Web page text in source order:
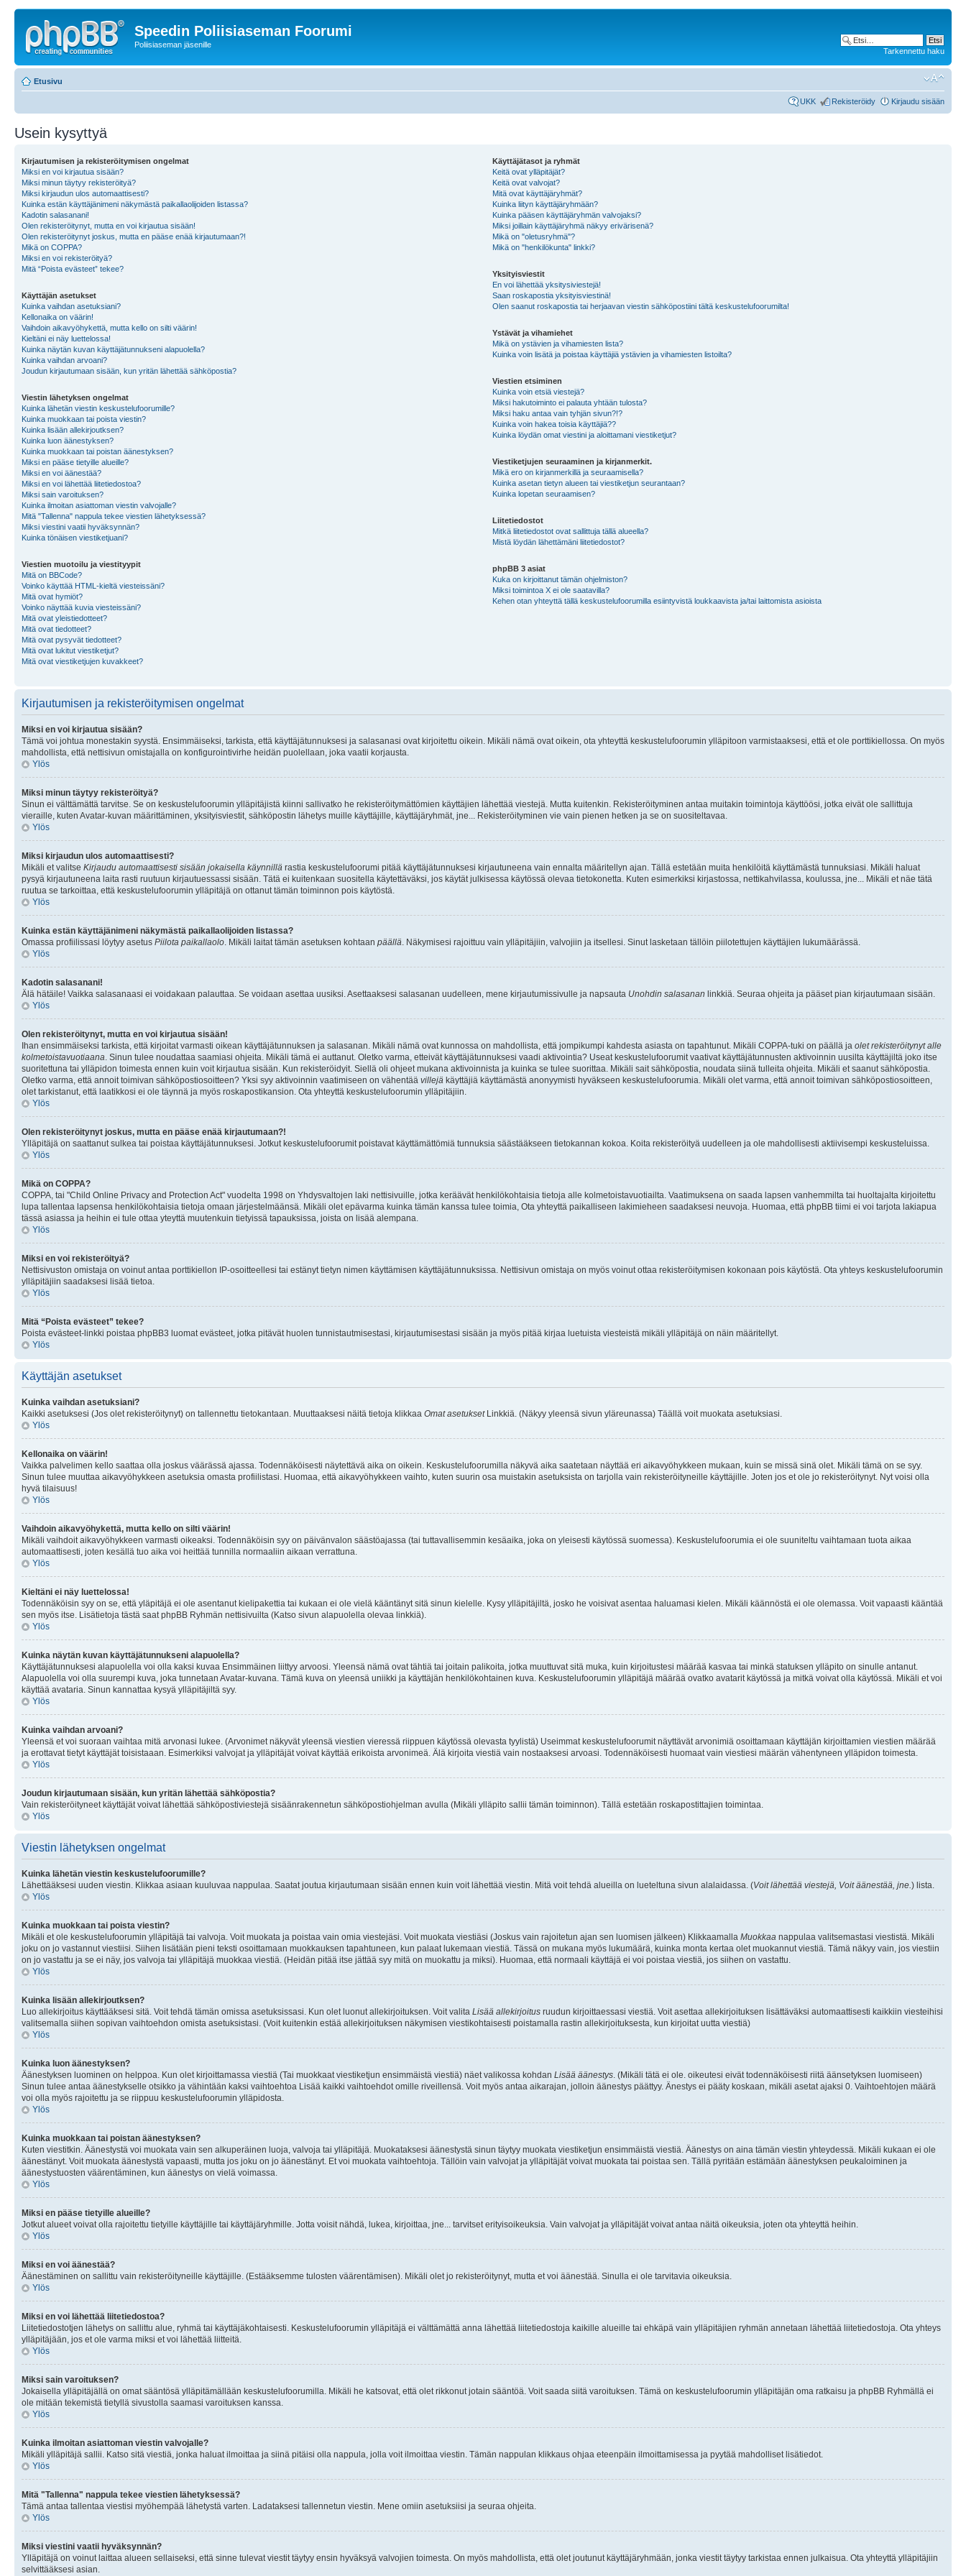
Speedin Poliisiaseman Foorumi
Poliisiaseman jäsenille
Tarkennettu haku
Etusivu
UKK Rekisteröidy Kirjaudu sisään
Usein kysyttyä
Kirjautumisen ja rekisteröitymisen ongelmat
Miksi en voi kirjautua sisään?
Miksi minun täytyy rekisteröityä?
Miksi kirjaudun ulos automaattisesti?
Kuinka estän käyttäjänimeni näkymästä paikallaolijoiden listassa?
Kadotin salasanani!
Olen rekisteröitynyt, mutta en voi kirjautua sisään!
Olen rekisteröitynyt joskus, mutta en pääse enää kirjautumaan?!
Mikä on COPPA?
Miksi en voi rekisteröityä?
Mitä “Poista evästeet” tekee?
Käyttäjän asetukset
Kuinka vaihdan asetuksiani?
Kellonaika on väärin!
Vaihdoin aikavyöhykettä, mutta kello on silti väärin!
Kieltäni ei näy luettelossa!
Kuinka näytän kuvan käyttäjätunnukseni alapuolella?
Kuinka vaihdan arvoani?
Joudun kirjautumaan sisään, kun yritän lähettää sähköpostia?
Viestin lähetyksen ongelmat
Kuinka lähetän viestin keskustelufoorumille?
Kuinka muokkaan tai poista viestin?
Kuinka lisään allekirjoutksen?
Kuinka luon äänestyksen?
Kuinka muokkaan tai poistan äänestyksen?
Miksi en pääse tietyille alueille?
Miksi en voi äänestää?
Miksi en voi lähettää liitetiedostoa?
Miksi sain varoituksen?
Kuinka ilmoitan asiattoman viestin valvojalle?
Mitä "Tallenna" nappula tekee viestien lähetyksessä?
Miksi viestini vaatii hyväksynnän?
Kuinka tönäisen viestiketjuani?
Viestien muotoilu ja viestityypit
Mitä on BBCode?
Voinko käyttää HTML-kieltä viesteissäni?
Mitä ovat hymiöt?
Voinko näyttää kuvia viesteissäni?
Mitä ovat yleistiedotteet?
Mitä ovat tiedotteet?
Mitä ovat pysyvät tiedotteet?
Mitä ovat lukitut viestiketjut?
Mitä ovat viestiketjujen kuvakkeet?
Käyttäjätasot ja ryhmät
Keitä ovat ylläpitäjät?
Keitä ovat valvojat?
Mitä ovat käyttäjäryhmät?
Kuinka liityn käyttäjäryhmään?
Kuinka pääsen käyttäjäryhmän valvojaksi?
Miksi joillain käyttäjäryhmä näkyy erivärisenä?
Mikä on "oletusryhmä"?
Mikä on "henkilökunta" linkki?
Yksityisviestit
En voi lähettää yksitysiviestejä!
Saan roskapostia yksityisviestinä!
Olen saanut roskapostia tai herjaavan viestin sähköpostiini tältä keskustelufoorumilta!
Ystävät ja vihamiehet
Mikä on ystävien ja vihamiesten lista?
Kuinka voin lisätä ja poistaa käyttäjiä ystävien ja vihamiesten listoilta?
Viestien etsiminen
Kuinka voin etsiä viestejä?
Miksi hakutoiminto ei palauta yhtään tulosta?
Miksi haku antaa vain tyhjän sivun?!?
Kuinka voin hakea toisia käyttäjiä??
Kuinka löydän omat viestini ja aloittamani viestiketjut?
Viestiketjujen seuraaminen ja kirjanmerkit.
Mikä ero on kirjanmerkillä ja seuraamisella?
Kuinka asetan tietyn alueen tai viestiketjun seurantaan?
Kuinka lopetan seuraamisen?
Liitetiedostot
Mitkä liitetiedostot ovat sallittuja tällä alueella?
Mistä löydän lähettämäni liitetiedostot?
phpBB 3 asiat
Kuka on kirjoittanut tämän ohjelmiston?
Miksi toimintoa X ei ole saatavilla?
Kehen otan yhteyttä tällä keskustelufoorumilla esiintyvistä loukkaavista ja/tai laittomista asioista
Kirjautumisen ja rekisteröitymisen ongelmat
Miksi en voi kirjautua sisään?
Tämä voi johtua monestakin syystä. Ensimmäiseksi, tarkista, että käyttäjätunnuksesi ja salasanasi ovat kirjoitettu oikein. Mikäli nämä ovat oikein, ota yhteyttä keskustelufoorumin ylläpitoon varmistaaksesi, että et ole porttikiellossa. On myös
mahdollista, että nettisivun omistajalla on konfigurointivirhe heidän puolellaan, joka vaatii korjausta.
Ylös
Miksi minun täytyy rekisteröityä?
Sinun ei välttämättä tarvitse. Se on keskustelufoorumin ylläpitäjistä kiinni sallivatko he rekisteröitymättömien käyttäjien lähettää viestejä. Mutta kuitenkin. Rekisteröityminen antaa muitakin toimintoja käyttöösi, jotka eivät ole sallittuja
vieraille, kuten Avatar-kuvan määrittäminen, yksityisviestit, sähköpostin lähetys muille käyttäjille, käyttäjäryhmät, jne... Rekisteröityminen vie vain pienen hetken ja se on suositeltavaa.
Ylös
Miksi kirjaudun ulos automaattisesti?
Mikäli et valitse Kirjaudu automaattisesti sisään jokaisella käynnillä rastia keskustelufoorumi pitää käyttäjätunnuksesi kirjautuneena vain ennalta määritellyn ajan. Tällä estetään muita henkilöitä käyttämästä tunnuksiasi. Mikäli haluat
pysyä kirjautuneena laita rasti ruutuun kirjautuessassi sisään. Tätä ei kuitenkaan suositella käytettäväksi, jos käytät julkisessa käytössä olevaa tietokonetta. Kuten esimerkiksi kirjastossa, nettikahvilassa, koulussa, jne... Mikäli et näe tätä
ruutua se tarkoittaa, että keskustelufoorumin ylläpitäjä on ottanut tämän toiminnon pois käytöstä.
Ylös
Kuinka estän käyttäjänimeni näkymästä paikallaolijoiden listassa?
Omassa profiilissasi löytyy asetus Piilota paikallaolo . Mikäli laitat tämän asetuksen kohtaan päällä . Näkymisesi rajoittuu vain ylläpitäjiin, valvojiin ja itsellesi. Sinut lasketaan tällöin piilotettujen käyttäjien lukumäärässä.
Ylös
Kadotin salasanani!
Älä hätäile! Vaikka salasanaasi ei voidakaan palauttaa. Se voidaan asettaa uusiksi. Asettaaksesi salasanan uudelleen, mene kirjautumissivulle ja napsauta Unohdin salasanan linkkiä. Seuraa ohjeita ja pääset pian kirjautumaan sisään.
Ylös
Olen rekisteröitynyt, mutta en voi kirjautua sisään!
Ihan ensimmäiseksi tarkista, että kirjoitat varmasti oikean käyttäjätunnuksen ja salasanan. Mikäli nämä ovat kunnossa on mahdollista, että jompikumpi kahdesta asiasta on tapahtunut. Mikäli COPPA-tuki on päällä ja olet rekisteröitynyt alle
kolmetoistavuotiaana . Sinun tulee noudattaa saamiasi ohjeita. Mikäli tämä ei auttanut. Oletko varma, etteivät käyttäjätunnuksesi vaadi aktivointia? Useat keskustelufoorumit vaativat käyttäjätunnusten aktivoinnin uusilta käyttäjiltä joko itse
suoritettuna tai ylläpidon toimesta ennen kuin voit kirjautua sisään. Kun rekisteröidyit. Siellä oli ohjeet mukana aktivoinnista ja kuinka se tulee suorittaa. Mikäli sait sähköpostia, noudata siinä tulleita ohjeita. Mikäli et saanut sähköpostia.
Oletko varma, että annoit toimivan sähköpostiosoitteen? Yksi syy aktivoinnin vaatimiseen on vähentää villejä käyttäjiä käyttämästä anonyymisti hyväkseen keskustelufoorumia. Mikäli olet varma, että annoit toimivan sähköpostiosoitteen,
olet tarkistanut, että laatikkosi ei ole täynnä ja myös roskapostikansion. Ota yhteyttä keskustelufoorumin ylläpitäjiin.
Ylös
Olen rekisteröitynyt joskus, mutta en pääse enää kirjautumaan?!
Ylläpitäjä on saattanut sulkea tai poistaa käyttäjätunnuksesi. Jotkut keskustelufoorumit poistavat käyttämättömiä tunnuksia säästääkseen tietokannan kokoa. Koita rekisteröityä uudelleen ja ole mahdollisesti aktiivisempi keskusteluissa.
Ylös
Mikä on COPPA?
COPPA, tai "Child Online Privacy and Protection Act" vuodelta 1998 on Yhdysvaltojen laki nettisivuille, jotka keräävät henkilökohtaisia tietoja alle kolmetoistavuotiailta. Vaatimuksena on saada lapsen vanhemmilta tai huoltajalta kirjoitettu
lupa tallentaa lapsensa henkilökohtaisia tietoja omaan järjestelmäänsä. Mikäli olet epävarma kuinka tämän kanssa tulee toimia, Ota yhteyttä paikalliseen lakimieheen saadaksesi neuvoja. Huomaa, että phpBB tiimi ei voi tarjota lakiapua
tässä asiassa ja heihin ei tule ottaa yteyttä muutenkuin tietyissä tapauksissa, joista on lisää alempana.
Ylös
Miksi en voi rekisteröityä?
Nettisivuston omistaja on voinut antaa porttikiellon IP-osoitteellesi tai estänyt tietyn nimen käyttämisen käyttäjätunnuksissa. Nettisivun omistaja on myös voinut ottaa rekisteröitymisen kokonaan pois käytöstä. Ota yhteys keskustelufoorumin
ylläpitäjiin saadaksesi lisää tietoa.
Ylös
Mitä “Poista evästeet” tekee?
Poista evästeet-linkki poistaa phpBB3 luomat evästeet, jotka pitävät huolen tunnistautmisestasi, kirjautumisestasi sisään ja myös pitää kirjaa luetuista viesteistä mikäli ylläpitäjä on näin määritellyt.
Ylös
Käyttäjän asetukset
Kuinka vaihdan asetuksiani?
Kaikki asetuksesi (Jos olet rekisteröitynyt) on tallennettu tietokantaan. Muuttaaksesi näitä tietoja klikkaa Omat asetuksetLinkkiä. (Näkyy yleensä sivun yläreunassa) Täällä voit muokata asetuksiasi.
Ylös
Kellonaika on väärin!
Vaikka palvelimen kello saattaa olla joskus väärässä ajassa. Todennäköisesti näytettävä aika on oikein. Keskustelufoorumilla näkyvä aika saatetaan näyttää eri aikavyöhykkeen mukaan, kuin se missä sinä olet. Mikäli tämä on se syy.
Sinun tulee muuttaa aikavyöhykkeen asetuksia omasta profiilistasi. Huomaa, että aikavyöhykkeen vaihto, kuten suurin osa muistakin asetuksista on tarjolla vain rekisteröityneille käyttäjille. Joten jos et ole jo rekisteröitynyt. Nyt voisi olla
hyvä tilaisuus!
Ylös
Vaihdoin aikavyöhykettä, mutta kello on silti väärin!
Mikäli vaihdoit aikavyöhykkeen varmasti oikeaksi. Todennäköisin syy on päivänvalon säästöajassa (tai tuttavallisemmin kesäaika, joka on yleisesti käytössä suomessa). Keskustelufoorumia ei ole suuniteltu vaihtamaan tuota aikaa
automaattisesti, joten kesällä tuo aika voi heittää tunnilla normaaliin aikaan verrattuna.
Ylös
Kieltäni ei näy luettelossa!
Todennäköisin syy on se, että yläpitäjä ei ole asentanut kielipakettia tai kukaan ei ole vielä kääntänyt sitä sinun kielelle. Kysy ylläpitäjiltä, josko he voisivat asentaa haluamasi kielen. Mikäli käännöstä ei ole olemassa. Voit vapaasti kääntää
sen myös itse. Lisätietoja tästä saat phpBB Ryhmän nettisivuilta (Katso sivun alapuolella olevaa linkkiä).
Ylös
Kuinka näytän kuvan käyttäjätunnukseni alapuolella?
Käyttäjätunnuksesi alapuolella voi olla kaksi kuvaa Ensimmäinen liittyy arvoosi. Yleensä nämä ovat tähtiä tai joitain palikoita, jotka muuttuvat sitä muka, kuin kirjoitustesi määrää kasvaa tai minkä statuksen ylläpito on sinulle antanut.
Alapuolella voi olla suurempi kuva, joka tunnetaan Avatar-kuvana. Tämä kuva on yleensä uniikki ja käyttäjän henkilökohtainen kuva. Keskustelufoorumin ylläpitäjä määrää ovatko avatarit käytössä ja mitkä voivat olla käytössä. Mikäli et voi
käyttää avataria. Sinun kannattaa kysyä ylläpitäjiltä syy.
Ylös
Kuinka vaihdan arvoani?
Yleensä et voi suoraan vaihtaa mitä arvonasi lukee. (Arvonimet näkyvät yleensä viestien vieressä riippuen käytössä olevasta tyylistä) Useimmat keskustelufoorumit näyttävät arvonimiä osoittamaan käyttäjän kirjoittamien viestien määrää
ja erottavat tietyt käyttäjät toisistaaan. Esimerkiksi valvojat ja ylläpitäjät voivat käyttää erikoista arvonimeä. Älä kirjoita viestiä vain nostaaksesi arvoasi. Todennäköisesti huomaat vain viestiesi määrän vähentyneen ylläpidon toimesta.
Ylös
Joudun kirjautumaan sisään, kun yritän lähettää sähköpostia?
Vain rekisteröityneet käyttäjät voivat lähettää sähköpostiviestejä sisäänrakennetun sähköpostiohjelman avulla (Mikäli ylläpito sallii tämän toiminnon). Tällä estetään roskapostittajien toimintaa.
Ylös
Viestin lähetyksen ongelmat
Kuinka lähetän viestin keskustelufoorumille?
Lähettääksesi uuden viestin. Klikkaa asiaan kuuluvaa nappulaa. Saatat joutua kirjautumaan sisään ennen kuin voit lähettää viestin. Mitä voit tehdä alueilla on lueteltuna sivun alalaidassa. (Voit lähettää viestejä, Voit äänestää, jne. ) lista.
Ylös
Kuinka muokkaan tai poista viestin?
Mikäli et ole keskustelufoorumin ylläpitäjä tai valvoja. Voit muokata ja poistaa vain omia viestejäsi. Voit muokata viestiäsi (Joskus vain rajoitetun ajan sen luomisen jälkeen) Klikkaamalla Muokkaa nappulaa valitsemastasi viestistä. Mikäli
joku on jo vastannut viestiisi. Siihen lisätään pieni teksti osoittamaan muokkauksen tapahtuneen, kun palaat lukemaan viestiä. Tässä on mukana myös lukumäärä, kuinka monta kertaa olet muokannut viestiä. Tämä näkyy vain, jos viestiin
on jo vastattu ja se ei näy, jos valvoja tai ylläpitäjä muokkaa viestiä. (Heidän pitää itse jättää syy mitä on muokattu ja miksi). Huomaa, että normaali käyttäjä ei voi poistaa viestiä, jos siihen on vastattu.
Ylös
Kuinka lisään allekirjoutksen?
Luo allekirjoitus käyttääksesi sitä. Voit tehdä tämän omissa asetuksissasi. Kun olet luonut allekirjoituksen. Voit valita Lisää allekirjoitus ruudun kirjoittaessasi viestiä. Voit asettaa allekirjoituksen lisättäväksi automaattisesti kaikkiin viesteihisi
valitsemalla siihen sopivan vaihtoehdon omista asetuksistasi. (Voit kuitenkin estää allekirjoituksen näkymisen viestikohtaisesti poistamalla rastin allekirjoituksesta, kun kirjoitat uutta viestiä)
Ylös
Kuinka luon äänestyksen?
Äänestyksen luominen on helppoa. Kun olet kirjoittamassa viestiä (Tai muokkaat viestiketjun ensimmäistä viestiä) näet valikossa kohdan Lisää äänestys . (Mikäli tätä ei ole. oikeutesi eivät todennäköisesti riitä äänsetyksen luomiseen)
Sinun tulee antaa äänestykselle otsikko ja vähintään kaksi vaihtoehtoa Lisää kaikki vaihtoehdot omille riveillensä. Voit myös antaa aikarajan, jolloin äänestys päättyy. Änestys ei pääty koskaan, mikäli asetat ajaksi 0. Vaihtoehtojen määrä
voi olla myös rajoitettu ja se riippuu keskustelufoorumin ylläpidosta.
Ylös
Kuinka muokkaan tai poistan äänestyksen?
Kuten viestitkin. Äänestystä voi muokata vain sen alkuperäinen luoja, valvoja tai ylläpitäjä. Muokataksesi äänestystä sinun täytyy muokata viestiketjun ensimmäistä viestiä. Äänestys on aina tämän viestin yhteydessä. Mikäli kukaan ei ole
äänestänyt. Voit muokata äänestystä vapaasti, mutta jos joku on jo äänestänyt. Et voi muokata vaihtoehtoja. Tällöin vain valvojat ja ylläpitäjät voivat muokata tai poistaa sen. Tällä pyritään estämään äänestyksen peukaloiminen ja
äänestystuosten väärentäminen, kun äänestys on vielä voimassa.
Ylös
Miksi en pääse tietyille alueille?
Jotkut alueet voivat olla rajoitettu tietyille käyttäjille tai käyttäjäryhmille. Jotta voisit nähdä, lukea, kirjoittaa, jne... tarvitset erityisoikeuksia. Vain valvojat ja ylläpitäjät voivat antaa näitä oikeuksia, joten ota yhteyttä heihin.
Ylös
Miksi en voi äänestää?
Äänestäminen on sallittu vain rekisteröityneille käyttäjille. (Estääksemme tulosten väärentämisen). Mikäli olet jo rekisteröitynyt, mutta et voi äänestää. Sinulla ei ole tarvitavia oikeuksia.
Ylös
Miksi en voi lähettää liitetiedostoa?
Liitetiedostotjen lähetys on sallittu alue, ryhmä tai käyttäjäkohtaisesti. Keskustelufoorumin ylläpitäjä ei välttämättä anna lähettää liitetiedostoja kaikille alueille tai ehkäpä vain ylläpitäjien ryhmän annetaan lähettää liitetiedostoja. Ota yhteys
ylläpitäjään, jos et ole varma miksi et voi lähettää liitteitä.
Ylös
Miksi sain varoituksen?
Jokaisella ylläpitäjällä on omat sääntösä ylläpitämällään keskustelufoorumilla. Mikäli he katsovat, että olet rikkonut jotain sääntöä. Voit saada siitä varoituksen. Tämä on keskustelufoorumin ylläpitäjän oma ratkaisu ja phpBB Ryhmällä ei
ole mitään tekemistä tietyllä sivustolla saamasi varoituksen kanssa.
Ylös
Kuinka ilmoitan asiattoman viestin valvojalle?
Mikäli ylläpitäjä sallii. Katso sitä viestiä, jonka haluat ilmoittaa ja siinä pitäisi olla nappula, jolla voit ilmoittaa viestin. Tämän nappulan klikkaus ohjaa eteenpäin ilmoittamisessa ja pyytää mahdolliset lisätiedot.
Ylös
Mitä "Tallenna" nappula tekee viestien lähetyksessä?
Tämä antaa tallentaa viestisi myöhempää lähetystä varten. Ladataksesi tallennetun viestin. Mene omiin asetuksiisi ja seuraa ohjeita.
Ylös
Miksi viestini vaatii hyväksynnän?
Ylläpitäjä on voinut laittaa alueen sellaiseksi, että sinne tulevat viestit täytyy ensin hyväksyä valvojien toimesta. On myös mahdollista, että olet joutunut käyttäjäryhmään, jonka viestit täytyy tarkistaa ennen julkaisua. Ota yhteyttä ylläpitäjiin
selvittääksesi asian.